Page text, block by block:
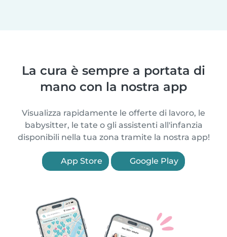
La cura è sempre a portata di
mano con la nostra app
Visualizza rapidamente le offerte di lavoro, le
babysitter, le tate o gli assistenti all'infanzia
disponibili nella tua zona tramite la nostra app!
App Store Google Play